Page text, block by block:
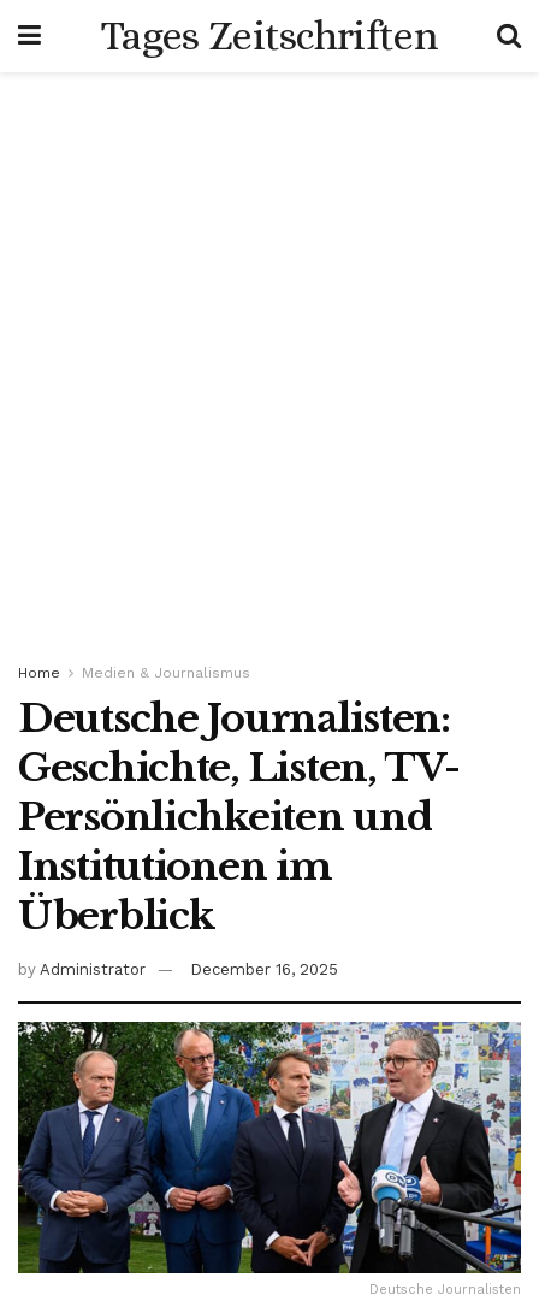
Tages Zeitschriften
Home Medien & Journalismus
Deutsche Journalisten:
Geschichte, Listen, TV-
Persönlichkeiten und
Institutionen im
Überblick
by Administrator December 16, 2025
Deutsche Journalisten